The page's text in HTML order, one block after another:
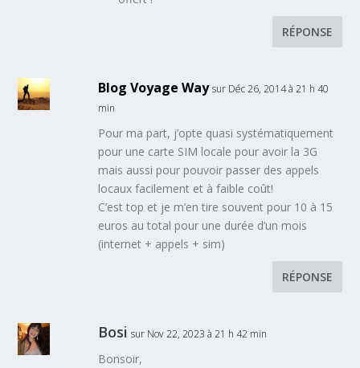
RÉPONSE
Blog Voyage Way sur Déc 26, 2014 à 21 h 40
min
Pour ma part, j’opte quasi systématiquement
pour une carte SIM locale pour avoir la 3G
mais aussi pour pouvoir passer des appels
locaux facilement et à faible coût!
C’est top et je m’en tire souvent pour 10 à 15
euros au total pour une durée d’un mois
(internet + appels + sim)
RÉPONSE
Bosi sur Nov 22, 2023 à 21 h 42 min
Bonsoir,